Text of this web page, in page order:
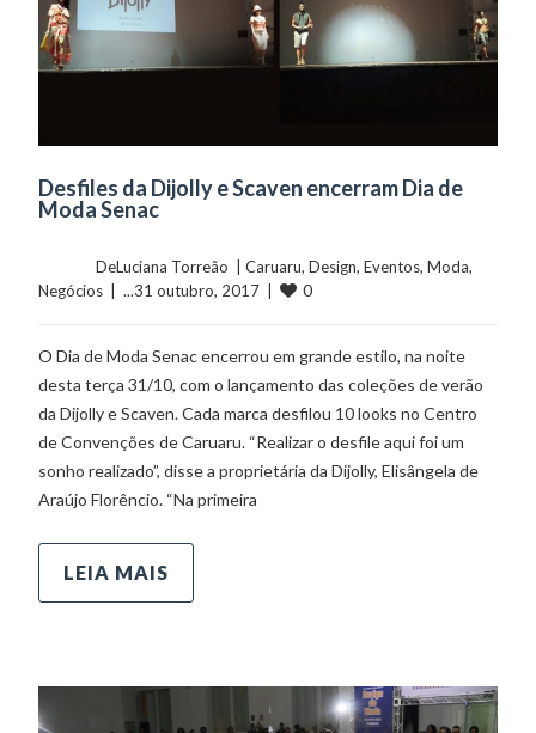
Desfiles da Dijolly e Scaven encerram Dia de
Moda Senac
	    	DeLuciana Torreão  |
Caruaru, Design, Eventos, Moda
Negócios
  |  ...31 outubro, 2017  |
0
O Dia de Moda Senac encerrou em grande estilo, na noite
desta terça 31/10, com o lançamento das coleções de verão
da Dijolly e Scaven. Cada marca desfilou 10 looks no Centro
de Convenções de Caruaru. “Realizar o desfile aqui foi um
sonho realizado”, disse a proprietária da Dijolly, Elisângela de
Araújo Florêncio. “Na primeira
LEIA MAIS